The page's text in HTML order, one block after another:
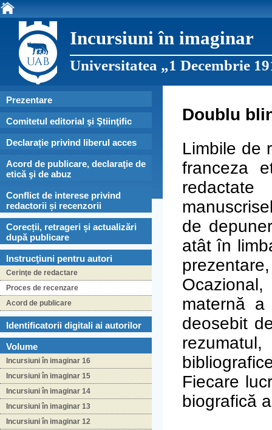
Incursiuni în imaginar
Universitatea „1 Decembrie
Prezentare
Comitetul editorial şi Ştiinţific
Declarație privind liberul acces
Acord de publicare, declaraţie de
etică şi de abuz
Conflict de interese privind
redactorii și recenzorii
Corecții, retrageri și actualizări
după publicare
Instrucţiuni pentru autori
Cerinţe de redactare
Proces de recenzare
Acord de publicare
Identificatorii digitali ai autorilor
Volume
Incursiuni în imaginar 16
Incursiuni în imaginar 15
Incursiuni în imaginar 14
Incursiuni în imaginar 13
Incursiuni în imaginar 12
Doublu
Limbile de
franceza
de
atât în
maternă
deosebit
Fiecare
biografică